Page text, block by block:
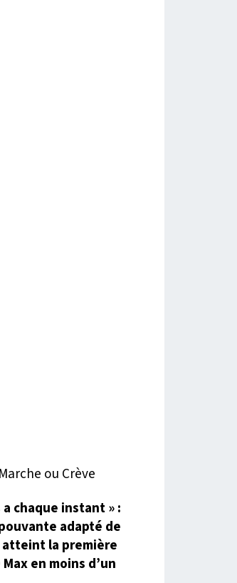
chaque instant » :
adapté de
la première
en moins d’un